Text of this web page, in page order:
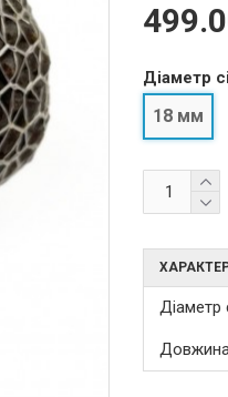
Діаметр
18 мм
Діаметр
Довжина